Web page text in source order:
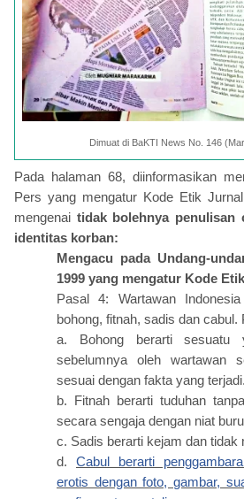
Dimuat di BaKTI News No. 146
Pada halaman 68, diinformasikan
Pers yang mengatur Kode Etik
mengenai tidak bolehnya penulisan
identitas korban:
Mengacu pada Undang-
1999 yang mengatur Kode
Pasal 4: Wartawan
bohong, fitnah, sadis dan cabul.
a. Bohong berarti sesuatu
sebelumnya oleh wartawan
sesuai dengan fakta yang terjadi.
b. Fitnah berarti tuduhan
secara sengaja dengan niat
c. Sadis berarti kejam dan tidak
d. Cabul berarti
erotis dengan foto, gambar,